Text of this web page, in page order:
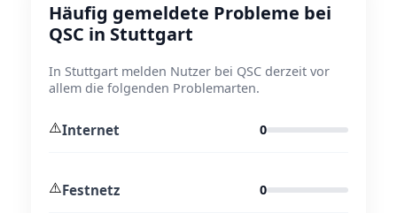
Häufig gemeldete Probleme bei
QSC in Stuttgart
In Stuttgart melden Nutzer bei QSC derzeit vor
allem die folgenden Problemarten.
⚠️Internet 0
⚠️Festnetz 0